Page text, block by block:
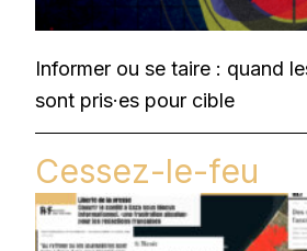
Informer ou se taire : quand
sont pris·es pour cible
Cessez-le-feu